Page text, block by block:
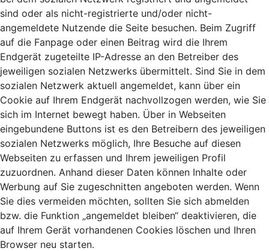
sind oder als nicht-registrierte und/oder nicht-
angemeldete Nutzende die Seite besuchen. Beim Zugriff
auf die Fanpage oder einen Beitrag wird die Ihrem
Endgerät zugeteilte IP-Adresse an den Betreiber des
jeweiligen sozialen Netzwerks übermittelt. Sind Sie in dem
sozialen Netzwerk aktuell angemeldet, kann über ein
Cookie auf Ihrem Endgerät nachvollzogen werden, wie Sie
sich im Internet bewegt haben. Über in Webseiten
eingebundene Buttons ist es den Betreibern des jeweiligen
sozialen Netzwerks möglich, Ihre Besuche auf diesen
Webseiten zu erfassen und Ihrem jeweiligen Profil
zuzuordnen. Anhand dieser Daten können Inhalte oder
Werbung auf Sie zugeschnitten angeboten werden. Wenn
Sie dies vermeiden möchten, sollten Sie sich abmelden
bzw. die Funktion „angemeldet bleiben“ deaktivieren, die
auf Ihrem Gerät vorhandenen Cookies löschen und Ihren
Browser neu starten.